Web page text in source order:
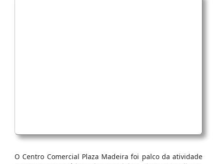
O Centro Comercial Plaza Madeira foi palco da atividade